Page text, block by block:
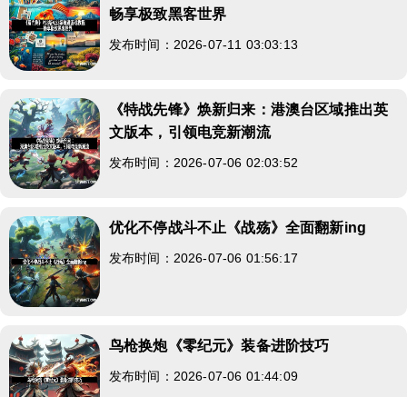
畅享极致黑客世界
发布时间：2026-07-11 03:03:13
《特战先锋》焕新归来：港澳台区域推出英
文版本，引领电竞新潮流
发布时间：2026-07-06 02:03:52
优化不停战斗不止《战殇》全面翻新ing
发布时间：2026-07-06 01:56:17
鸟枪换炮《零纪元》装备进阶技巧
发布时间：2026-07-06 01:44:09